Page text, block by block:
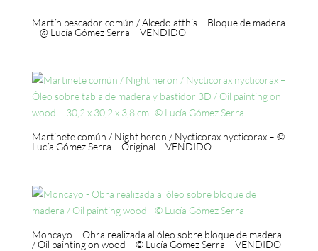
Martín pescador común / Alcedo atthis – Bloque de madera
– @ Lucía Gómez Serra – VENDIDO
Martinete común / Night heron / Nycticorax nycticorax – ©
Lucía Gómez Serra – Original – VENDIDO
Moncayo – Obra realizada al óleo sobre bloque de madera
/ Oil painting on wood – © Lucía Gómez Serra – VENDIDO